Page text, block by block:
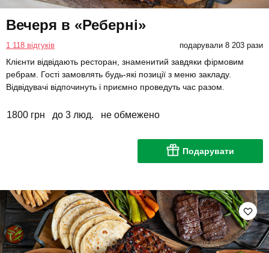
Вечеря в «Реберні»
1 118 відгуків подарували 8 203 рази
Клієнти відвідають ресторан, знаменитий завдяки фірмовим
ребрам. Гості замовлять будь-які позиції з меню закладу.
Відвідувачі відпочинуть і приємно проведуть час разом.
1800 грн до 3 люд. не обмежено
Подарувати